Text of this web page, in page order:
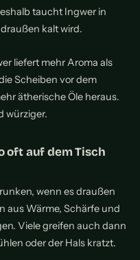
taucht Ingwer in
kalt wird.
liefert mehr Aroma als
Scheiben vor dem
ätherische Öle heraus.
würziger.
oft auf dem Tisch
wenn es draußen
aus Wärme, Schärfe und
Viele greifen auch dann
oder der Hals kratzt.